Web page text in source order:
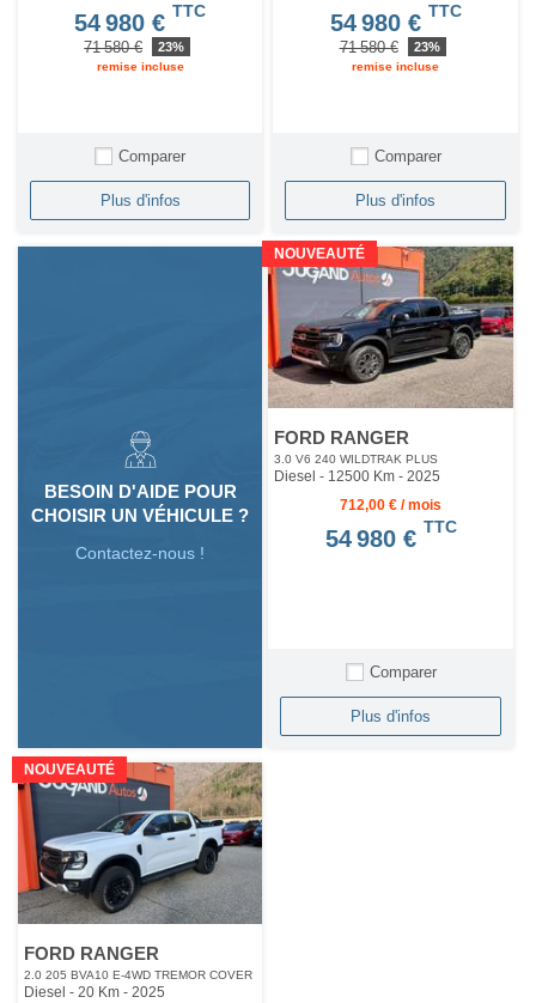
54 980 € TTC
71 580 € 23%
remise incluse
Comparer
Plus d'infos
54 980 € TTC
71 580 € 23%
remise incluse
Comparer
Plus d'infos
BESOIN D'AIDE POUR
CHOISIR UN VÉHICULE ?
Contactez-nous !
NOUVEAUTÉ
FORD RANGER
3.0 V6 240 WILDTRAK PLUS
Diesel - 12500 Km- 2025
712,00 € / mois
54 980 € TTC
Comparer
Plus d'infos
NOUVEAUTÉ
FORD RANGER
2.0 205 BVA10 E-4WD TREMOR COVER
Diesel - 20 Km - 2025